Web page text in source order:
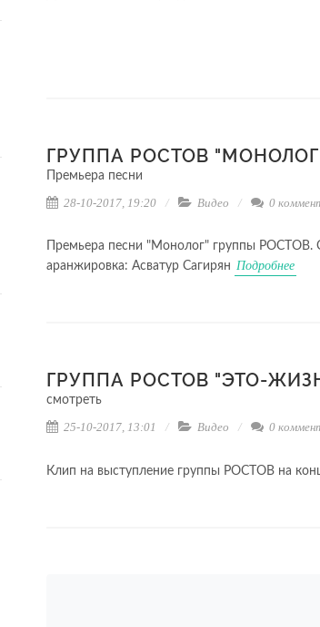
ГРУППА РОСТОВ
Премьера песни
28-10-2017, 19:20 Видео 0
Премьера песни "Монолог" группы РОСТОВ.
аранжировка: Асватур Сагирян Подробнее
ГРУППА РОСТОВ "ЭТО-
смотреть
25-10-2017, 13:01 Видео 0
Клип на выступление группы РОСТОВ на